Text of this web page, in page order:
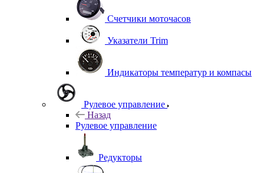
Счетчики моточасов
Указатели Trim
Индикаторы температур и компасы
Рулевое управление
Назад
Рулевое управление
Редукторы